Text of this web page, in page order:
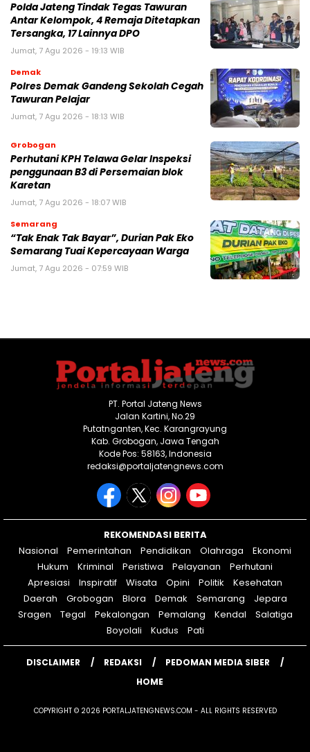
Polda Jateng Tindak Tegas Tawuran
Antar Kelompok, 4 Remaja Ditetapkan
Tersangka, 17 Lainnya DPO
Jumat, 7 Agu 2026 - 19:13 WIB
Demak
Polres Demak Gandeng Sekolah Cegah
Tawuran Pelajar
Jumat, 7 Agu 2026 - 18:13 WIB
Grobogan
Perhutani KPH Telawa Gelar Inspeksi
penggunaan B3 di Persemaian blok
Karetan
Jumat, 7 Agu 2026 - 18:07 WIB
Semarang
“Tak Enak Tak Bayar”, Durian Pak Eko
Semarang Tuai Kepercayaan Warga
Jumat, 7 Agu 2026 - 07:59 WIB
PT. Portal Jateng News
Jalan Kartini, No.29
Putatnganten, Kec. Karangrayung
Kab. Grobogan, Jawa Tengah
Kode Pos: 58163, Indonesia
redaksi@portaljatengnews.com
REKOMENDASI BERITA
Nasional
Pemerintahan Pendidikan Olahraga
Ekonomi
Hukum
Kriminal Peristiwa Pelayanan
Perhutani
Apresiasi
Inspiratif Wisata Opini Politik
Kesehatan
Daerah
Grobogan Blora Demak Semarang
Jepara
Sragen
Tegal Pekalongan Pemalang Kendal
Salatiga
Boyolali
Kudus Pati
DISCLAIMER REDAKSI
PEDOMAN MEDIA SIBER
HOME
COPYRIGHT © 2026 PORTALJATENGNEWS.COM - ALL RIGHTS RESERVED